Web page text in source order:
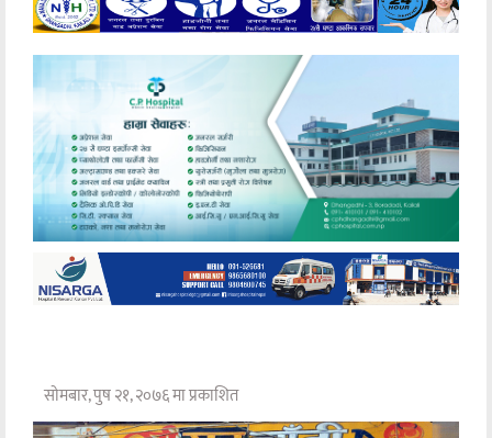
मनोरञ्जन
अन्य
सोमबार, पुष २१, २०७६ मा प्रकाशित